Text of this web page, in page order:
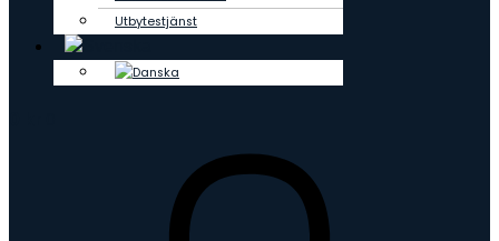
Utbytestjänst